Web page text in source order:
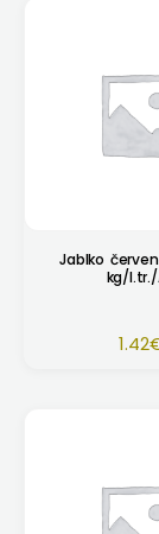
Jablko
kg/I.tr./
1.42